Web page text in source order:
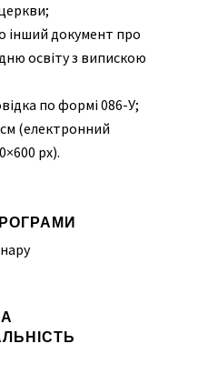
інший документ про
освіту з випискою
по формі 086-У;
(електронний
px).